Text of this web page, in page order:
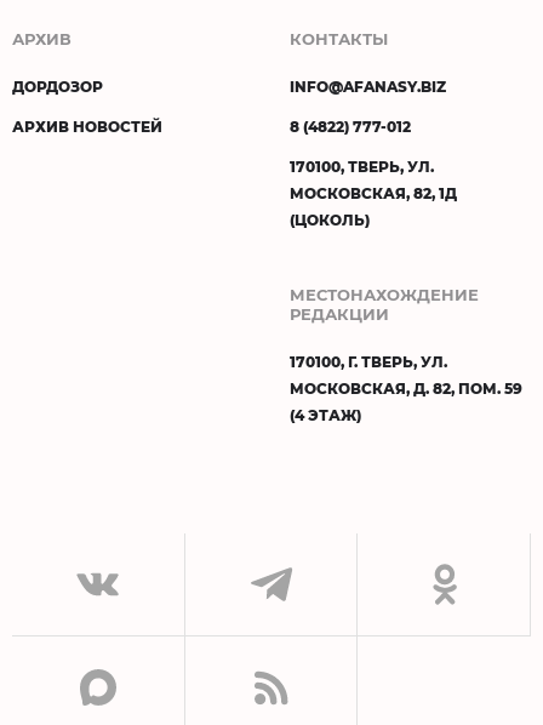
АРХИВ
ДОРДОЗОР
АРХИВ НОВОСТЕЙ
КОНТАКТЫ
INFO@AFANASY.BIZ
8 (4822) 777-012
170100, ТВЕРЬ, УЛ.
МОСКОВСКАЯ, 82, 1Д
(ЦОКОЛЬ)
МЕСТОНАХОЖДЕНИЕ
РЕДАКЦИИ
170100, Г. ТВЕРЬ, УЛ.
МОСКОВСКАЯ, Д. 82, ПОМ. 59
(4 ЭТАЖ)